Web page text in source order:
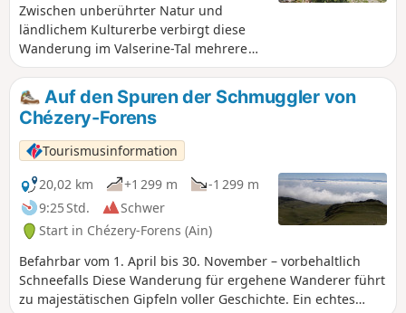
Zwischen unberührter Natur und
ländlichem Kulturerbe verbirgt diese
Wanderung im Valserine-Tal mehrere
authentische Weiler, deren Leben einst
vom Wasserlauf und der Landwirtschaft
geprägt war. Von Chézery-Forens aus
führt der Weg durch mehrere friedliche
und grüne Dörfer und Ortschaften
zwischen Wäldern, Wiesen und kleinen
Flüssen bis zu den Überresten der
Moulin Thomas, einer Mühle, die im 18.
Jahrhundert in Betrieb war. In der Nähe
zeugt die Brücke über die Valserine von
den historischen Hochwassern, die die
Landschaft geprägt haben. Machen Sie
einen Abstecher zur Weihwasserquelle,
Auf den Spuren der Schmuggler von
Chézery-Forens
Tourismusinformation
20,02 km
+1 299 m
-1 299 m
9:25 Std.
Schwer
Start in Chézery-Forens (Ain)
Befahrbar vom 1. April bis 30. November – vorbehaltlich
Schneefalls Diese Wanderung für ergehene Wanderer führt
zu majestätischen Gipfeln voller Geschichte. Ein echtes